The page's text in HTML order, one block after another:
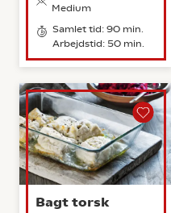
Medium
Samlet tid: 90 min.
Arbejdstid: 50 min.
Bagt torsk